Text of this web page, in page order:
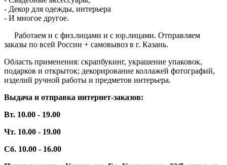
- Декор для одежды, интерьера
- И многое другое.
Работаем и с физ.лицами и с юр.лицами. Отправляем
заказы по всей России + самовывоз в г. Казань.
Область применения: скрапбукинг, украшение упаковок,
подарков и открыток; декорирование коллажей фотографий,
изделий ручной работы и предметов интерьера.
Выдача и отправка интернет-заказов:
Вт. 10.00 - 19.00
Чт. 10.00 - 19.00
Сб. 10.00 - 16.00